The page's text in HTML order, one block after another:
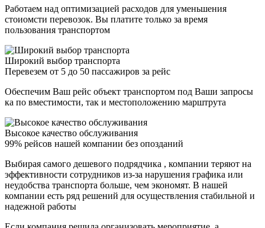
Работаем над оптимизацией расходов для уменьшения
стоиомсти перевозок. Вы платите только за время
пользования транспортом
Широкий выбор транспорта
Перевезем от 5 до 50 пассажиров за рейс
Обеспечим Ваш рейс объект транспортом под Ваши запросы
ка по вместимости, так и местоположению марштрута
Высокое качество обслуживания
99% рейсов нашей компании без опозданий
Выбирая самого дешевого подрядчика , компании теряют на
эффективности сотрудников из-за нарушения графика или
неудобства транспорта больше, чем экономят. В нашей
компании есть ряд решений для осуществления стабильной и
надежной работы